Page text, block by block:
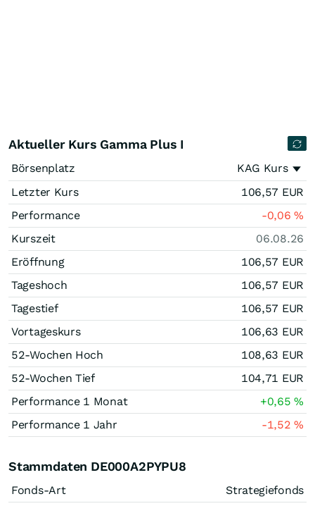
Aktueller Kurs Gamma Plus I
Börsenplatz
KAG Kurs
Letzter Kurs
106,57 EUR
Performance
-0,06%
Kurszeit
06.08.26
Eröffnung
106,57 EUR
Tageshoch
106,57 EUR
Tagestief
106,57 EUR
Vortageskurs
106,63 EUR
52-Wochen Hoch
108,63 EUR
52-Wochen Tief
104,71 EUR
Performance 1 Monat
+0,65%
Performance 1 Jahr
-1,52%
Stammdaten DE000A2PYPU8
Fonds-Art Strategiefonds